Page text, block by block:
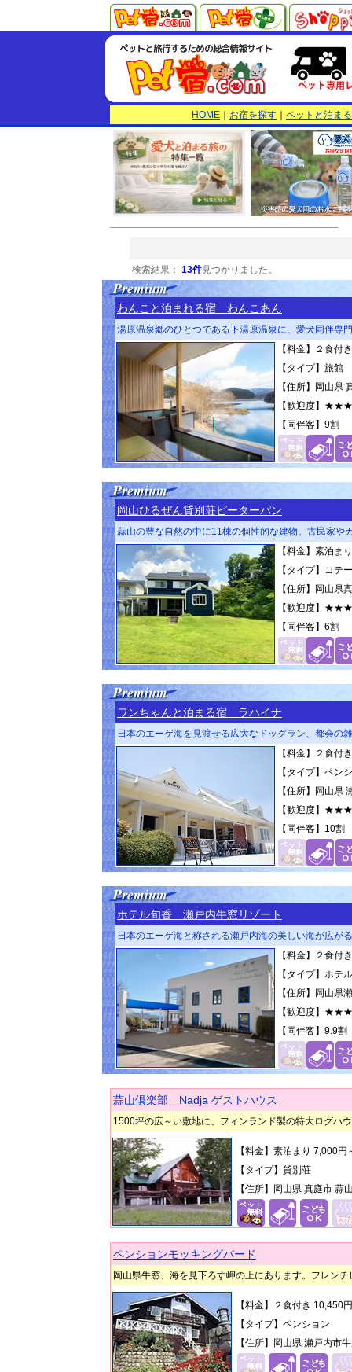
HOME お宿を探す ペットと泊ま
検索結果： 13件見つかりました。
わんこと泊まれる宿 わんこあん
湯原温泉郷のひとつである下湯原温泉に、愛犬同伴専
【料金】２食付
【タイプ】旅館
【住所】岡山県
【歓迎度】
【同伴客】 9割
岡山ひるぜん貸別荘ピーターパン
蒜山の豊な自然の中に11棟の個性的な建物。古民家や
【料金】素泊ま
【タイプ】コテ
【住所】岡山県
【歓迎度】
【同伴客】 6割
ワンちゃんと泊まる宿 ラハイナ
日本のエーゲ海を見渡せる広大なドッグラン、都会の
【料金】２食付
【タイプ】ペン
【住所】岡山県
【歓迎度】
【同伴客】 10割
ホテル旬香 瀬戸内牛窓リゾート
日本のエーゲ海と称される瀬戸内海の美しい海が広が
【料金】２食付
【タイプ】ホテル
【住所】岡山県
【歓迎度】
【同伴客】 9.9割
蒜山倶楽部 Nadja ゲストハウス
1500坪の広～い敷地に、フィンランド製の特大ログハ
【料金】素泊まり 7,000円
【タイプ】貸別荘
【住所】岡山県 真庭市 蒜
ペンションモッキングバード
岡山県牛窓、海を見下ろす岬の上にあります。フレン
【料金】２食付き 10,450
【タイプ】ペンション
【住所】岡山県 瀬戸内市